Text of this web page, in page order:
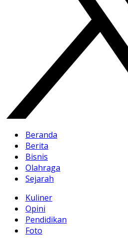
Beranda
Berita
Bisnis
Olahraga
Sejarah
Kuliner
Opini
Pendidikan
Foto